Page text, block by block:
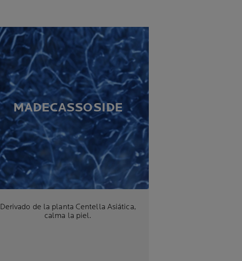
MADECASSOSIDE
Derivado de la planta Centella Asiática,
calma la piel.